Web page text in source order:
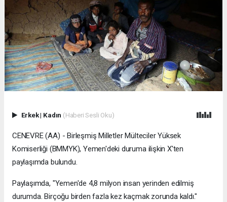
Erkek| Kadın (Haberi Sesli Oku)
CENEVRE (AA) - Birleşmiş Milletler Mülteciler Yüksek
Komiserliği (BMMYK), Yemen'deki duruma ilişkin X'ten
paylaşımda bulundu.
Paylaşımda, "Yemen'de 4,8 milyon insan yerinden edilmiş
durumda. Birçoğu birden fazla kez kaçmak zorunda kaldı."